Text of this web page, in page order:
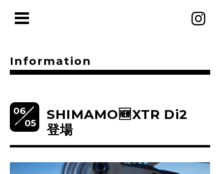
Information
06
05
SHIMAMO🆕XTR Di2
登場